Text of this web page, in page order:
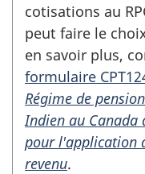
cotisations au
peut faire le
en savoir plus,
formulaire
Régime de
Indien au Canada
pour l'application
revenu.